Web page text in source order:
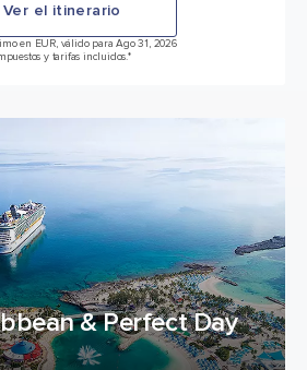
Ver el itinerario
en EUR, válido para Ago 31, 2026
y tarifas incluidos.*
& Perfect Day